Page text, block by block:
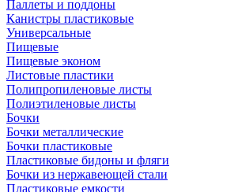
Паллеты и поддоны
Канистры пластиковые
Универсальные
Пищевые
Пищевые эконом
Листовые пластики
Полипропиленовые листы
Полиэтиленовые листы
Бочки
Бочки металлические
Бочки пластиковые
Пластиковые бидоны и фляги
Бочки из нержавеющей стали
Пластиковые емкости